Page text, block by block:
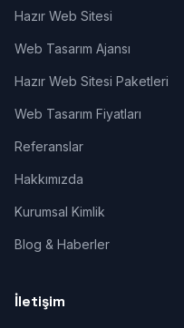
Hazır Web Sitesi
Web Tasarım Ajansı
Hazır Web Sitesi Paketleri
Web Tasarım Fiyatları
Referanslar
Hakkımızda
Kurumsal Kimlik
Blog & Haberler
İletişim